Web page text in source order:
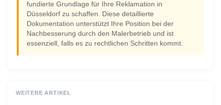
fundierte Grundlage für Ihre Reklamation in
Düsseldorf zu schaffen. Diese detaillierte
Dokumentation unterstützt Ihre Position bei der
Nachbesserung durch den Malerbetrieb und ist
essenziell, falls es zu rechtlichen Schritten kommt.
WEITERE ARTIKEL